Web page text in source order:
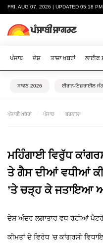
FRI, AUG 07, 2026 | UPDATED 05:18
ਪੰਜਾਬ ਦੇਸ਼ ਤਾਜ਼ਾ ਖ਼ਬਰਾਂ ਲਾਈਫ
ਸਾਵਣ 2026 ਈਰਾਨ-ਇਜ਼ਰਾਈਲ
ਪੰਜਾਬੀ ਖ਼ਬਰਾਂ ਪੰਜਾਬ ਬਰਨਾਲਾ
ਮਹਿੰਗਾਈ ਵਿਰੁੱਧ
ਤੇ ਗੈਸ ਦੀਆਂ ਵਧੀਆਂ
’ਤੇ ਚੜ੍ਹ ਕੇ ਜਤਾਇਆ
ਦੇਸ਼ ਅੰਦਰ ਲਗਾਤਾਰ ਵਧ ਰਹੀਆਂ
ਕੀਮਤਾਂ ਦੇ ਵਿਰੋਧ ’ਚ ਕਾਂਗਰਸੀ